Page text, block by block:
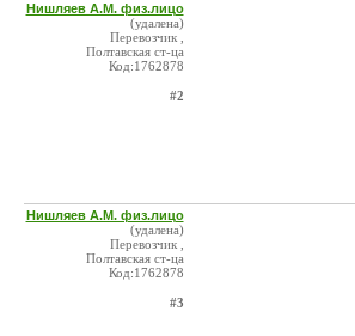
Нишляев А.М. физ.лицо
(удалена)
Перевозчик ,
Полтавская ст-ца
Код:1762878
#2
Нишляев А.М. физ.лицо
(удалена)
Перевозчик ,
Полтавская ст-ца
Код:1762878
#3